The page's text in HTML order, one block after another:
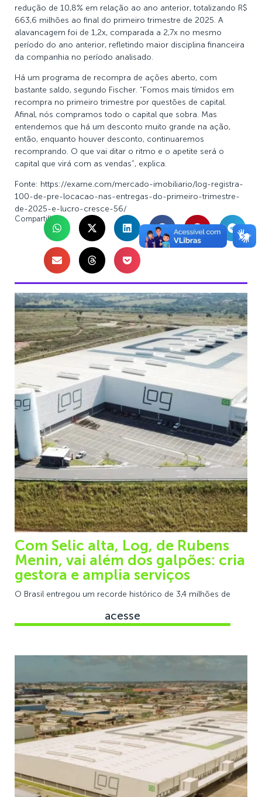
redução de 10,8% em relação ao ano anterior, totalizando R$
663,6 milhões ao final do primeiro trimestre de 2025. A
alavancagem foi de 1,2x, comparada a 2,7x no mesmo
período do ano anterior, refletindo maior disciplina financeira
da companhia no período analisado.
Há um programa de recompra de ações aberto, com
bastante saldo, segundo Fischer. “Fomos mais tímidos em
recompra no primeiro trimestre por questões de capital.
Afinal, nós compramos todo o capital que sobra. Mas
entendemos que há um desconto muito grande na ação,
então, enquanto houver desconto, continuaremos
recomprando. O que vai ditar o ritmo e o apetite será o
capital que virá com as vendas”, explica.
Fonte: https://exame.com/mercado-imobiliario/log-registra-
100-de-pre-locacao-nas-entregas-do-primeiro-trimestre-
de-2025-e-lucro-cresce-56/
Compartilhe
Com Selic alta, Log, de Rubens
Menin, vai além dos galpões: cria
gestora e amplia serviços
O Brasil entregou um recorde histórico de 3,4 milhões de
acesse